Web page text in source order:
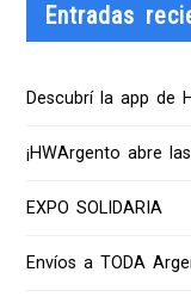
Entradas
Descubrí la app de
¡HWArgento abre
EXPO SOLIDARIA
Envíos a TODA